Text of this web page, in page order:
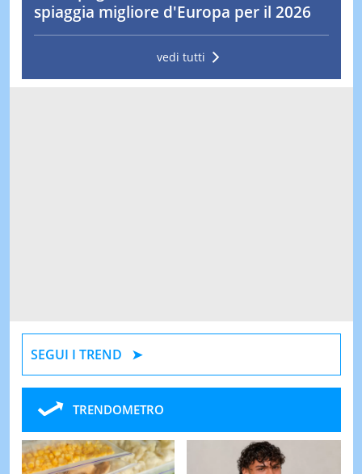
spiaggia migliore d'Europa per il 2026
vedi tutti
SEGUI I TREND
TRENDOMETRO